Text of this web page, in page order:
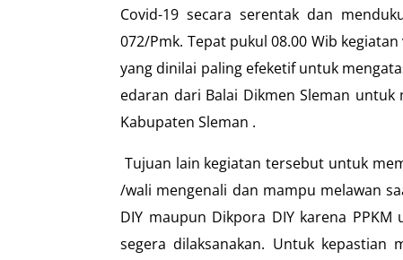
Covid-19 secara serentak dan
072/Pmk. Tepat pukul 08.00 Wib
yang dinilai paling efeketif untuk
edaran dari Balai Dikmen Sleman
Kabupaten Sleman .
Tujuan lain kegiatan tersebut untuk
/wali mengenali dan mampu melawan
DIY maupun Dikpora DIY karena
segera dilaksanakan. Untuk